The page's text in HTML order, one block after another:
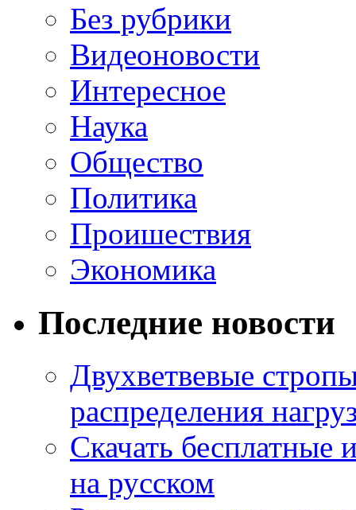
Без рубрики
Видеоновости
Интересное
Наука
Общество
Политика
Проишествия
Экономика
Последние новости
Двухветвевые
распределения
Скачать
на русском